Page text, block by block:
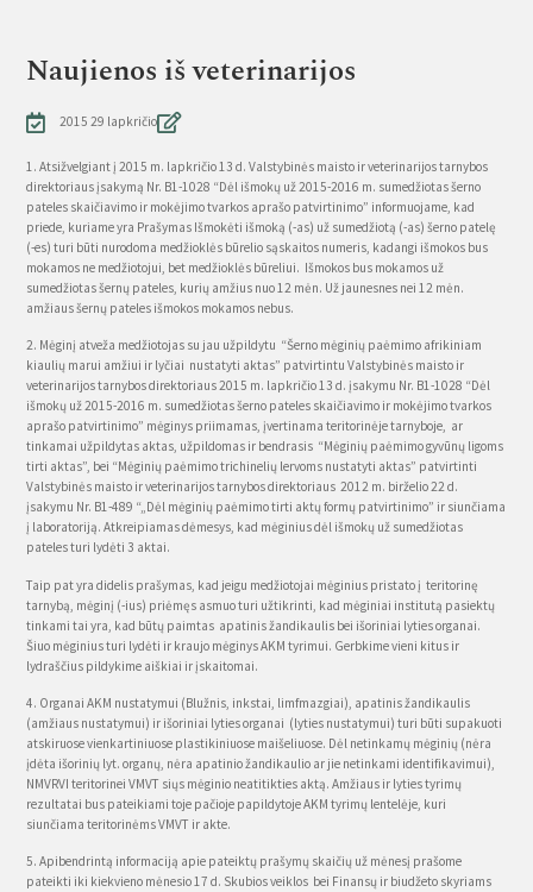
Naujienos iš veterinarijos
2015 29 lapkričio
1. Atsižvelgiant į 2015 m. lapkričio 13 d. Valstybinės maisto ir veterinarijos tarnybos
direktoriaus įsakymą Nr. B1-1028 “Dėl išmokų už 2015-2016 m. sumedžiotas šerno
pateles skaičiavimo ir mokėjimo tvarkos aprašo patvirtinimo” informuojame, kad
priede, kuriame yra Prašymas Išmokėti išmoką (-as) už sumedžiotą (-as) šerno patelę
(-es) turi būti nurodoma medžioklės būrelio sąskaitos numeris, kadangi išmokos bus
mokamos ne medžiotojui, bet medžioklės būreliui. Išmokos bus mokamos už
sumedžiotas šernų pateles, kurių amžius nuo 12 mėn. Už jaunesnes nei 12 mėn.
amžiaus šernų pateles išmokos mokamos nebus.
2. Mėginį atveža medžiotojas su jau užpildytu “Šerno mėginių paėmimo afrikiniam
kiaulių marui amžiui ir lyčiai nustatyti aktas” patvirtintu Valstybinės maisto ir
veterinarijos tarnybos direktoriaus 2015 m. lapkričio 13 d. įsakymu Nr. B1-1028 “Dėl
išmokų už 2015-2016 m. sumedžiotas šerno pateles skaičiavimo ir mokėjimo tvarkos
aprašo patvirtinimo” mėginys priimamas, įvertinama teritorinėje tarnyboje, ar
tinkamai užpildytas aktas, užpildomas ir bendrasis “Mėginių paėmimo gyvūnų ligoms
tirti aktas”, bei “Mėginių paėmimo trichinelių lervoms nustatyti aktas” patvirtinti
Valstybinės maisto ir veterinarijos tarnybos direktoriaus 2012 m. birželio 22 d.
įsakymu Nr. B1-489 “„Dėl mėginių paėmimo tirti aktų formų patvirtinimo” ir siunčiama
į laboratoriją. Atkreipiamas dėmesys, kad mėginius dėl išmokų už sumedžiotas
pateles turi lydėti 3 aktai.
Taip pat yra didelis prašymas, kad jeigu medžiotojai mėginius pristato į teritorinę
tarnybą, mėginį (-ius) priėmęs asmuo turi užtikrinti, kad mėginiai institutą pasiektų
tinkami tai yra, kad būtų paimtas apatinis žandikaulis bei išoriniai lyties organai.
Šiuo mėginius turi lydėti ir kraujo mėginys AKM tyrimui. Gerbkime vieni kitus ir
lydraščius pildykime aiškiai ir įskaitomai.
4. Organai AKM nustatymui (Blužnis, inkstai, limfmazgiai), apatinis žandikaulis
(amžiaus nustatymui) ir išoriniai lyties organai (lyties nustatymui) turi būti supakuoti
atskiruose vienkartiniuose plastikiniuose maišeliuose. Dėl netinkamų mėginių (nėra
įdėta išorinių lyt. organų, nėra apatinio žandikaulio ar jie netinkami identifikavimui),
NMVRVI teritorinei VMVT siųs mėginio neatitikties aktą. Amžiaus ir lyties tyrimų
rezultatai bus pateikiami toje pačioje papildytoje AKM tyrimų lentelėje, kuri
siunčiama teritorinėms VMVT ir akte.
5. Apibendrintą informaciją apie pateiktų prašymų skaičių už mėnesį prašome
pateikti iki kiekvieno mėnesio 17 d. Skubios veiklos bei Finansų ir biudžeto skyriams